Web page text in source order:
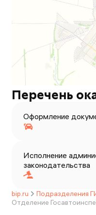
Перечень
Оформление
Исполнение
законодательства
bip.ru
Подразделения
Отделение